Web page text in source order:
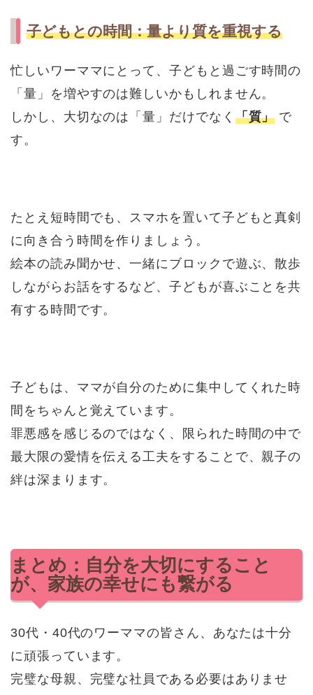
子どもとの時間：量より質を重視する
忙しいワーママにとって、子どもと過ごす時間の
「量」を増やすのは難しいかもしれません。
しかし、大切なのは「量」だけでなく 「質」 で
す。
たとえ短時間でも、スマホを置いて子どもと真剣
に向き合う時間を作りましょう。
絵本の読み聞かせ、一緒にブロックで遊ぶ、散歩
しながらお話をするなど、子どもが喜ぶことを共
有する時間です。
子どもは、ママが自分のために集中してくれた時
間をちゃんと覚えています。
罪悪感を感じるのではなく、限られた時間の中で
最大限の愛情を伝える工夫をすることで、親子の
絆は深まります。
まとめ：自分を大切にすること
が、家族の幸せにも繋がる
30代・40代のワーママの皆さん、あなたは十分
に頑張っています。
完璧な母親、完璧な社員である必要はありませ